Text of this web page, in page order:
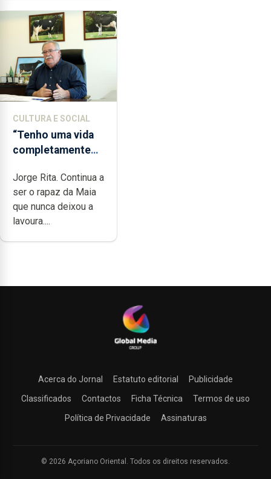
CULTURA E SOCIAL
“Tenho uma vida
completamente
dedicação, gosto
e muita paixão”
Jorge Rita. Continua a
ser o rapaz da Maia
que nunca deixou a
lavoura....
Acerca do Jornal Estatuto editorial
Publicidade
Classificados
Contactos Ficha Técnica
Termos de uso
Política de Privacidade
Assinaturas
© 2026 Açoriano Oriental. Todos os direitos reservados.